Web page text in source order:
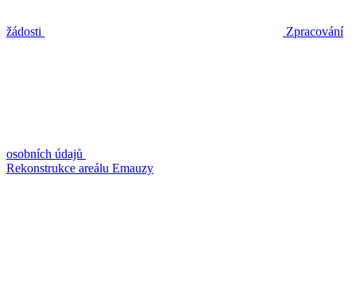
žádosti Zpracování
osobních údajů
Rekonstrukce areálu Emauzy